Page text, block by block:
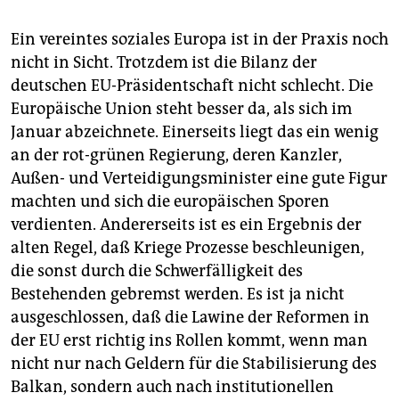
Ein vereintes soziales Europa ist in der Praxis noch
nicht in Sicht. Trotzdem ist die Bilanz der
deutschen EU-Präsidentschaft nicht schlecht. Die
Europäische Union steht besser da, als sich im
Januar abzeichnete. Einerseits liegt das ein wenig
an der rot-grünen Regierung, deren Kanzler,
Außen- und Verteidigungsminister eine gute Figur
machten und sich die europäischen Sporen
verdienten. Andererseits ist es ein Ergebnis der
alten Regel, daß Kriege Prozesse beschleunigen,
die sonst durch die Schwerfälligkeit des
Bestehenden gebremst werden. Es ist ja nicht
ausgeschlossen, daß die Lawine der Reformen in
der EU erst richtig ins Rollen kommt, wenn man
nicht nur nach Geldern für die Stabilisierung des
Balkan, sondern auch nach institutionellen